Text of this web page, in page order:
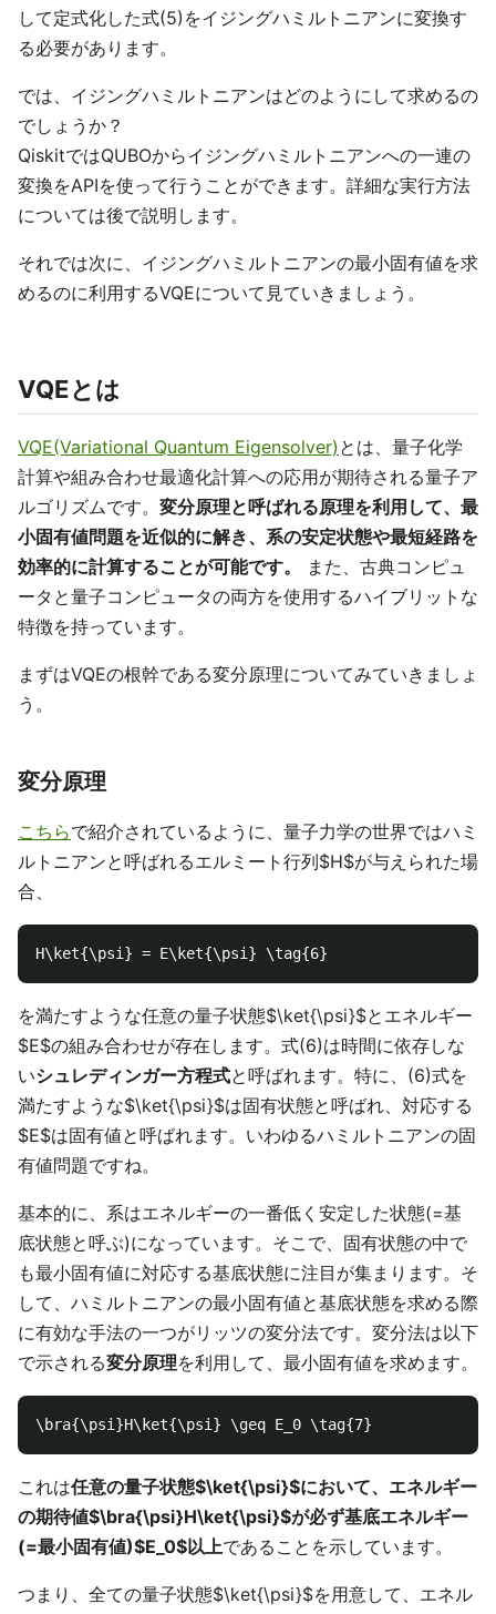
して定式化した式(5)をイジングハミルトニアンに変換す
る必要があります。
では、イジングハミルトニアンはどのようにして求めるの
でしょうか？
QiskitではQUBOからイジングハミルトニアンへの一連の
変換をAPIを使って行うことができます。詳細な実行方法
については後で説明します。
それでは次に、イジングハミルトニアンの最小固有値を求
めるのに利用するVQEについて見ていきましょう。
VQEとは
VQE(Variational Quantum Eigensolver) とは、量子化学
計算や組み合わせ最適化計算への応用が期待される量子ア
ルゴリズムです。 変分原理と呼ばれる原理を利用して、最
小固有値問題を近似的に解き、系の安定状態や最短経路を
効率的に計算することが可能です。
また、古典コンピュ
ータと量子コンピュータの両方を使用するハイブリットな
特徴を持っています。
まずはVQEの根幹である変分原理についてみていきましょ
う。
変分原理
こちらで紹介されているように、量子力学の世界ではハミ
ルトニアンと呼ばれるエルミート行列$H$が与えられた場
合、
を満たすような任意の量子状態$\ket{\psi}$とエネルギー
$E$の組み合わせが存在します。式(6)は時間に依存しな
いシュレディンガー方程式と呼ばれます。特に、(6)式を
満たすような$\ket{\psi}$は固有状態と呼ばれ、対応する
$E$は固有値と呼ばれます。いわゆるハミルトニアンの固
有値問題ですね。
基本的に、系はエネルギーの一番低く安定した状態(=基
底状態と呼ぶ)になっています。そこで、固有状態の中で
も最小固有値に対応する基底状態に注目が集まります。そ
して、ハミルトニアンの最小固有値と基底状態を求める際
に有効な手法の一つがリッツの変分法です。変分法は以下
で示される変分原理を利用して、最小固有値を求めます。
これは任意の量子状態$\ket{\psi}$において、エネルギー
の期待値$\bra{\psi}H\ket{\psi}$が必ず基底エネルギー
(=最小固有値)$E_0$以上であることを示しています。
つまり、全ての量子状態$\ket{\psi}$を用意して、エネル